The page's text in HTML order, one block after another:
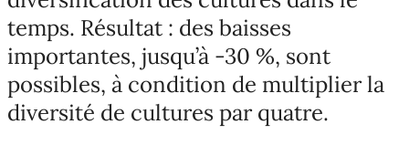
temps. Résultat : des baisses
importantes, jusqu’à -30 %, sont
possibles, à condition de multiplier la
diversité de cultures par quatre.